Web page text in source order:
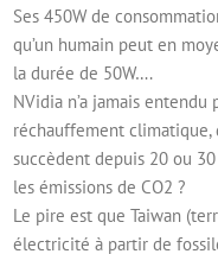
Ses 450W de
qu’un humain peut en
la durée de 50W….
NVidia n’a jamais
réchauffement climatique,
succèdent depuis 20 ou
les émissions de CO2 ?
Le pire est que Taiwan
électricité à partir de